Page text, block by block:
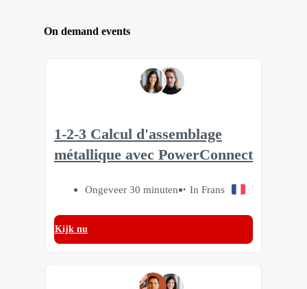
On demand events
1-2-3 Calcul d'assemblage
métallique avec PowerConnect
Ongeveer 30 minuten In Frans
Kijk nu